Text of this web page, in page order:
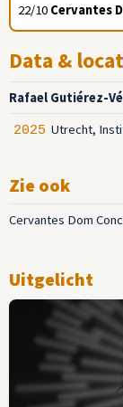
22/10 Cervantes
Data &
Rafael Gutiérez-
2025 Utrecht,
Zie ook
Cervantes Dom
Uitgelicht